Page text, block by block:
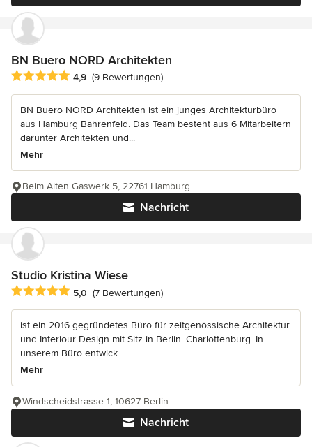
BN Buero NORD Architekten
Durchschnittliche Bewertung: 4.9 von 5 Sternen
4,9 (9 Bewertungen)
BN Buero NORD Architekten ist ein junges Architekturbüro
aus Hamburg Bahrenfeld. Das Team besteht aus 6 Mitarbeitern
darunter Architekten und...
Mehr
Nachricht
Beim Alten Gaswerk 5, 22761 Hamburg
Studio Kristina Wiese
Durchschnittliche Bewertung: 5 von 5 Sternen
5,0 (7 Bewertungen)
ist ein 2016 gegründetes Büro für zeitgenössische Architektur
und Interiour Design mit Sitz in Berlin. Charlottenburg. In
unserem Büro entwick...
Mehr
Nachricht
Windscheidstrasse 1, 10627 Berlin